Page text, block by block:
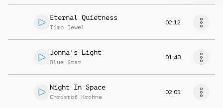
Eternal Quietness
Timo Jewel
02:12
Jonna's Light
Blue Star
01:48
Night In Space
Christof Krohne
02:05